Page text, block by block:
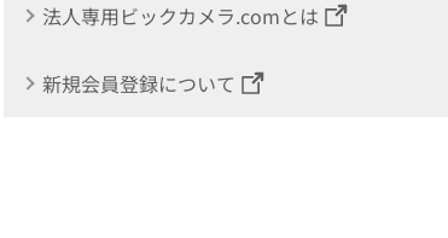
法人専用ビックカメラ.comとは
新規会員登録について